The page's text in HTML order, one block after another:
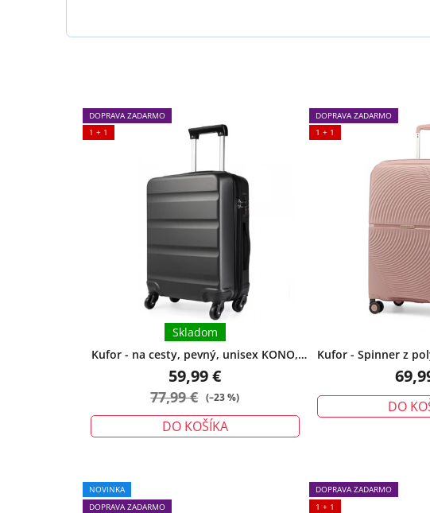
DOPRAVA ZADARMO
1 + 1
Kufor - na cesty, pevný, unisex KONO,
veľký, šedý
Skladom
59,99 €
77,99 € (–23 %)
DO KOŠÍKA
DOPRAVA ZADARMO
1 + 1
Kufor - Spinner z
zámkom,
DO
NOVINKA
DOPRAVA ZADARMO
DOPRAVA ZADARMO
1 + 1